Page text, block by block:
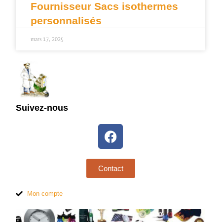
Fournisseur Sacs isothermes
personnalisés
mars 17, 2025
Suivez-nous
Contact
Mon compte